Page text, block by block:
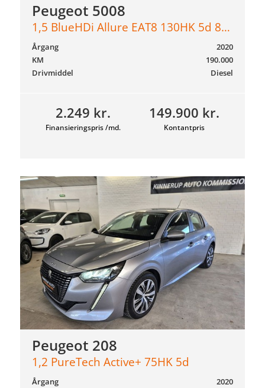
Peugeot 5008
1,5 BlueHDi Allure EAT8 130HK 5d 8g Aut.
2.249 kr.
Finansieringspris /md.
149.900 kr.
Kontantpris
2020
Årgang
190.000
KM
Diesel
Drivmiddel
Peugeot 208
1,2 PureTech Active+ 75HK 5d
2020
Årgang